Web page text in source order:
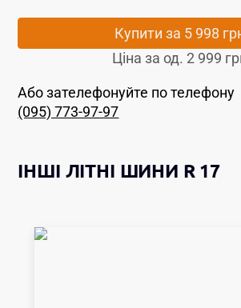
Купити за 5 998
Ціна за од. 2 999
Або зателефонуйте по телефону
(095) 773-97-97
ІНШІ ЛІТНІ ШИНИ R 17